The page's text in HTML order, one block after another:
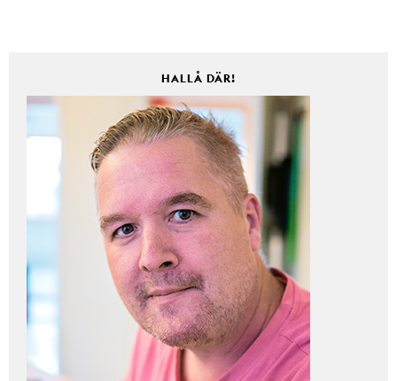
HALLÅ DÄR!